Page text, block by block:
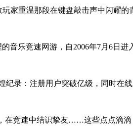
家重温那段在键盘敲击声中闪耀的
乐竞速网游，自2006年7月6日
录：注册用户突破亿级，同时在
在竞速中结识挚友……这些点点滴滴